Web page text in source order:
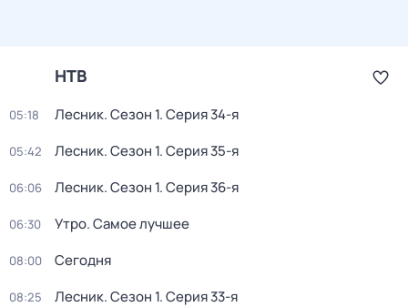
НТВ
05:18 Лесник. Сезон 1. Серия 34-я
05:42 Лесник. Сезон 1. Серия 35-я
06:06 Лесник. Сезон 1. Серия 36-я
06:30 Утро. Самое лучшее
08:00 Сегодня
08:25 Лесник. Сезон 1. Серия 33-я